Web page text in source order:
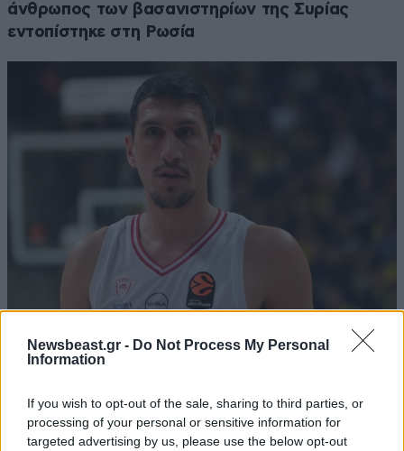
Newsbeast.gr - Do Not Process My Personal
Information
If you wish to opt-out of the sale, sharing to third parties, or
processing of your personal or sensitive information for
targeted advertising by us, please use the below opt-out
άνθρωπος των βασανιστηρίων της Συρίας
εντοπίστηκε στη Ρωσία
Ακυρώνει δύο συμβόλαια ο Λαρεντζάκης και